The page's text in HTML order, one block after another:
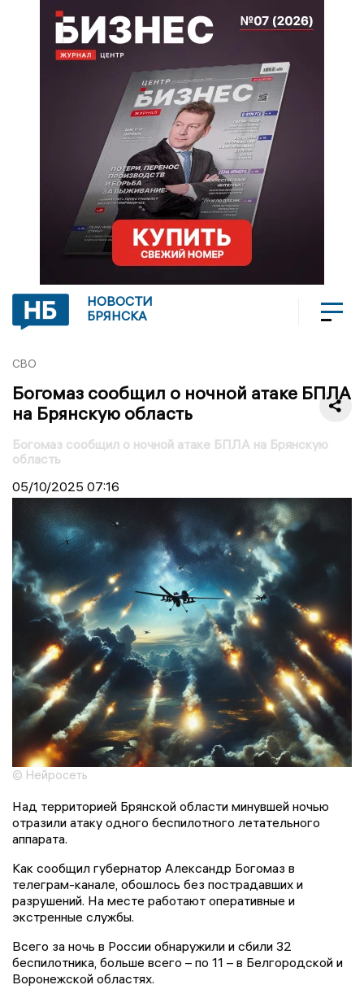
НОВОСТИ
БРЯНСКА
СВО
Богомаз сообщил о ночной атаке БПЛА
на Брянскую область
Богомаз сообщил о ночной атаке БПЛА на Брянскую
область
05/10/2025 07:16
© Нейросеть
Над территорией Брянской области минувшей ночью
отразили атаку одного беспилотного летательного
аппарата.
Как сообщил губернатор Александр Богомаз в
телеграм-канале, обошлось без пострадавших и
разрушений. На месте работают оперативные и
экстренные службы.
Всего за ночь в России обнаружили и сбили 32
беспилотника, больше всего – по 11 – в Белгородской и
Воронежской областях.